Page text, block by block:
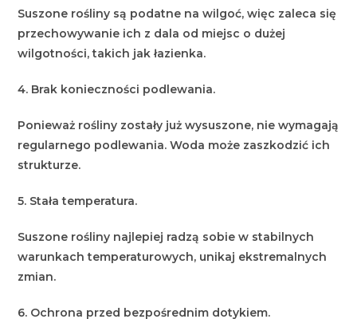
Suszone rośliny są podatne na wilgoć, więc zaleca się
przechowywanie ich z dala od miejsc o dużej
wilgotności, takich jak łazienka.
4. Brak konieczności podlewania.
Ponieważ rośliny zostały już wysuszone, nie wymagają
regularnego podlewania. Woda może zaszkodzić ich
strukturze.
5. Stała temperatura.
Suszone rośliny najlepiej radzą sobie w stabilnych
warunkach temperaturowych, unikaj ekstremalnych
zmian.
6. Ochrona przed bezpośrednim dotykiem.